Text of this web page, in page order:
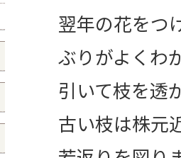
翌年の花をつ
ぶりがよくわ
引いて枝を透
古い枝は株元